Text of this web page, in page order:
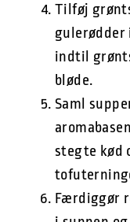
Tilføj
gulerødder
indtil
bløde.
Saml
stegte kød
Færdiggør